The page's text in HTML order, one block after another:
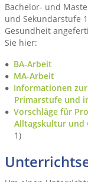
Bachelor- und
und Sekundarstufe
Gesundheit
Sie hier:
BA-Arbeit
MA-Arbeit
Informationen
Primarstufe und
Vorschläge für
Alltagskultur und
1)